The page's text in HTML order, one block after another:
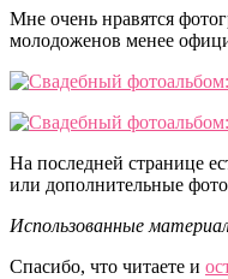
Мне очень нравятся
молодоженов менее
На последней странице
или дополнительные
Использованные
Спасибо, что читаете и